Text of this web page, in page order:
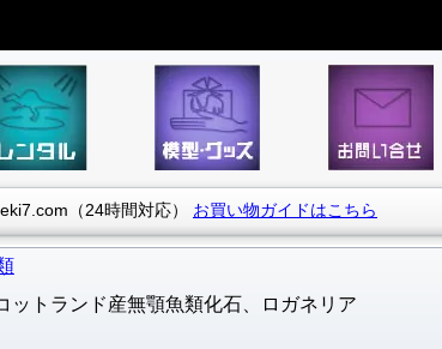
（24時間対応） お買い物ガイドはこちら
トランド産無顎魚類化石、ロガネリア